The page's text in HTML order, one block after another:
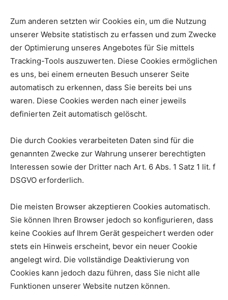
Zum anderen setzten wir Cookies ein, um die Nutzung
unserer Website statistisch zu erfassen und zum Zwecke
der Optimierung unseres Angebotes für Sie mittels
Tracking-Tools auszuwerten. Diese Cookies ermöglichen
es uns, bei einem erneuten Besuch unserer Seite
automatisch zu erkennen, dass Sie bereits bei uns
waren. Diese Cookies werden nach einer jeweils
definierten Zeit automatisch gelöscht.
Die durch Cookies verarbeiteten Daten sind für die
genannten Zwecke zur Wahrung unserer berechtigten
Interessen sowie der Dritter nach Art. 6 Abs. 1 Satz 1 lit. f
DSGVO erforderlich.
Die meisten Browser akzeptieren Cookies automatisch.
Sie können Ihren Browser jedoch so konfigurieren, dass
keine Cookies auf Ihrem Gerät gespeichert werden oder
stets ein Hinweis erscheint, bevor ein neuer Cookie
angelegt wird. Die vollständige Deaktivierung von
Cookies kann jedoch dazu führen, dass Sie nicht alle
Funktionen unserer Website nutzen können.